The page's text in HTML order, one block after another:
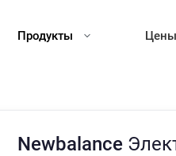
Продукты Цены
Newbalance